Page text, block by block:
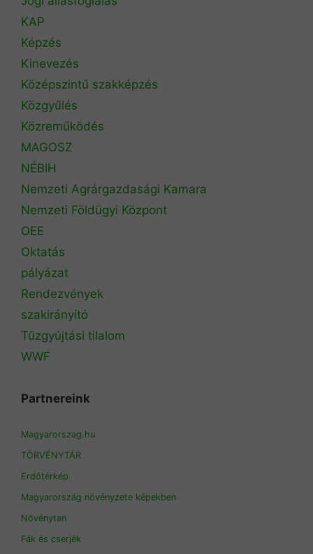
KAP
Képzés
Kinevezés
Középszintű szakképzés
Közgyűlés
Közreműködés
MAGOSZ
NÉBIH
Nemzeti Agrárgazdasági Kamara
Nemzeti Földügyi Központ
OEE
Oktatás
pályázat
Rendezvények
szakirányító
Tűzgyújtási tilalom
WWF
Partnereink
Magyarorszag.hu
TÖRVÉNYTÁR
Erdőtérkép
Magyarország növényzete képekben
Növénytan
Fák és cserjék